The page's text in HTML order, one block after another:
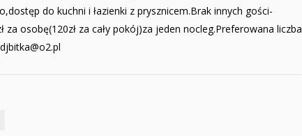
do kuchni i łazienki z prysznicem.Brak innych gości-
za osobę(120zł za cały pokój)za jeden nocleg.Preferowana liczba
djbitka@o2.pl